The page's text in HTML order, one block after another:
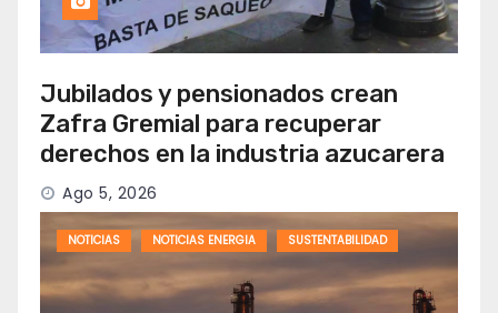
Jubilados y pensionados crean
Zafra Gremial para recuperar
derechos en la industria azucarera
Ago 5, 2026
NOTICIAS NOTICIAS ENERGIA SUSTENTABILIDAD